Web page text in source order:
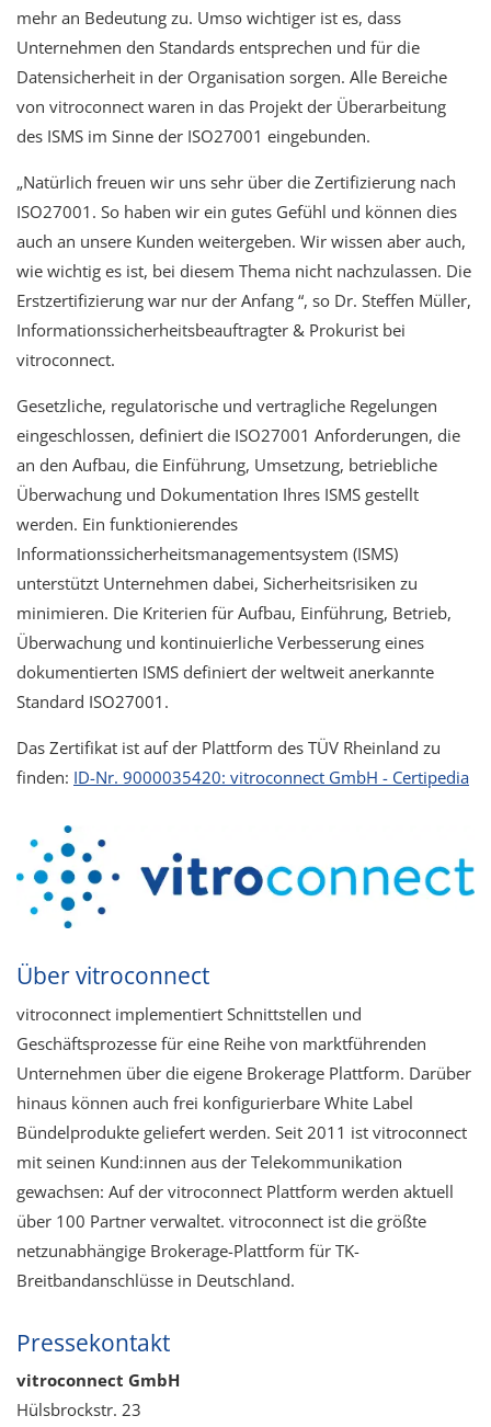
mehr an Bedeutung zu. Umso wichtiger ist es, dass
Unternehmen den Standards entsprechen und für die
Datensicherheit in der Organisation sorgen. Alle Bereiche
von vitroconnect waren in das Projekt der Überarbeitung
des ISMS im Sinne der ISO27001 eingebunden.
„Natürlich freuen wir uns sehr über die Zertifizierung nach
ISO27001. So haben wir ein gutes Gefühl und können dies
auch an unsere Kunden weitergeben. Wir wissen aber auch,
wie wichtig es ist, bei diesem Thema nicht nachzulassen. Die
Erstzertifizierung war nur der Anfang “, so Dr. Steffen Müller,
Informationssicherheitsbeauftragter & Prokurist bei
vitroconnect.
Gesetzliche, regulatorische und vertragliche Regelungen
eingeschlossen, definiert die ISO27001 Anforderungen, die
an den Aufbau, die Einführung, Umsetzung, betriebliche
Überwachung und Dokumentation Ihres ISMS gestellt
werden. Ein funktionierendes
Informationssicherheitsmanagementsystem (ISMS)
unterstützt Unternehmen dabei, Sicherheitsrisiken zu
minimieren. Die Kriterien für Aufbau, Einführung, Betrieb,
Überwachung und kontinuierliche Verbesserung eines
dokumentierten ISMS definiert der weltweit anerkannte
Standard ISO27001.
Das Zertifikat ist auf der Plattform des TÜV Rheinland zu
finden: ID-Nr. 9000035420: vitroconnect GmbH - Certipedia
Über vitroconnect
vitroconnect implementiert Schnittstellen und
Geschäftsprozesse für eine Reihe von marktführenden
Unternehmen über die eigene Brokerage Plattform. Darüber
hinaus können auch frei konfigurierbare White Label
Bündelprodukte geliefert werden. Seit 2011 ist vitroconnect
mit seinen Kund:innen aus der Telekommunikation
gewachsen:​ Auf der vitroconnect Plattform werden aktuell
über 100 Partner verwaltet.​ vitroconnect ist die größte
netzunabhängige Brokerage-Plattform​ für TK-
Breitbandanschlüsse in Deutschland.
Pressekontakt
vitroconnect GmbH
Hülsbrockstr. 23